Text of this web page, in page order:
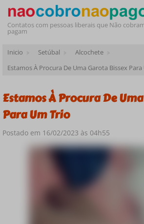
Contatos com pessoas liberais que Não
pagam
Inicio Setúbal
Alcochete
Estamos À Procura De Uma Garota Bissex Para
Estamos À Procura De
Para Um Trio
Postado em 16/02/2023 às 04h55